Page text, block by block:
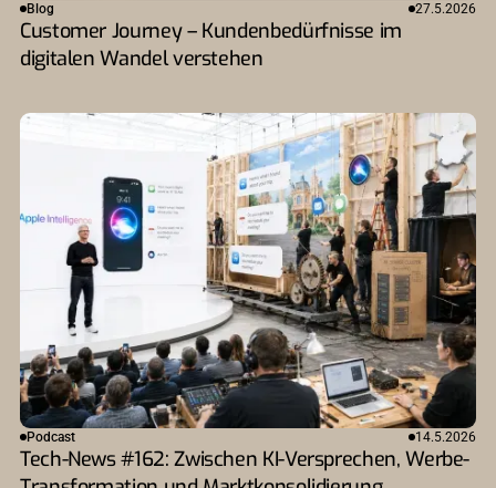
Blog 27.5.2026
Customer Journey – Kundenbedürfnisse im
digitalen Wandel verstehen
Podcast 14.5.2026
Tech-News #162: Zwischen KI-Versprechen, Werbe-